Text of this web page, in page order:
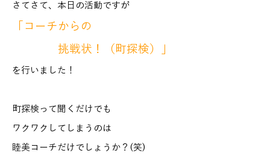
さてさて、本日の活動ですが
「コーチからの
挑戦状！（町探検）」
を行いました！
町探検って聞くだけでも
ワクワクしてしまうのは
睦美コーチだけでしょうか？(笑)